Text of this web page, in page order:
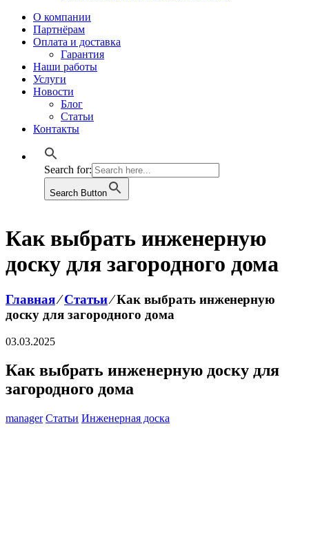
О компании
Партнёрам
Оплата и доставка
Гарантия
Наши работы
Услуги
Новости
Блог
Статьи
Контакты
Search for:
Search Button
Как выбрать инженерную
доску для загородного дома
Главная⁄Статьи⁄Как выбрать инженерную
доску для загородного дома
03.03.2025
Как выбрать инженерную доску для
загородного дома
manager Статьи Инженерная доска